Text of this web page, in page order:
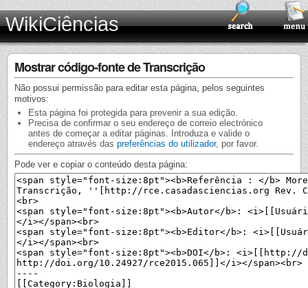
WikiCiências
Mostrar código-fonte de Transcrição
Não possui permissão para editar esta página, pelos seguintes
motivos:
Esta página foi protegida para prevenir a sua edição.
Precisa de confirmar o seu endereço de correio electrónico
antes de começar a editar páginas. Introduza e valide o
endereço através das preferências do utilizador, por favor.
Pode ver e copiar o conteúdo desta página: